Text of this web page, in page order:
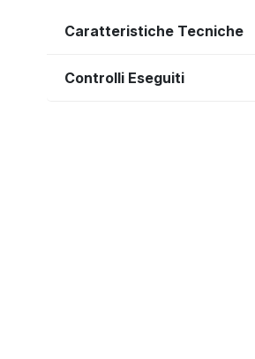
Caratteristiche Tecniche
Controlli Eseguiti